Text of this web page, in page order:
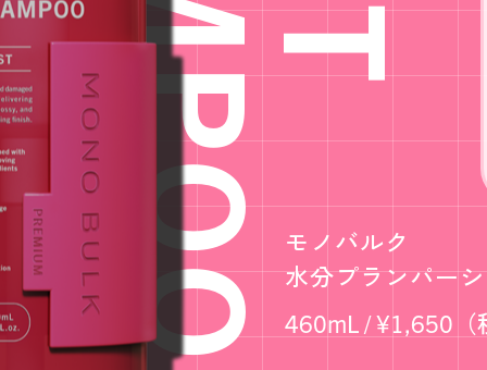
モノバルク
水分プランパー
460mL / ¥1,650（